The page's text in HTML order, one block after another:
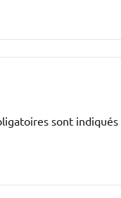
sont indiqués